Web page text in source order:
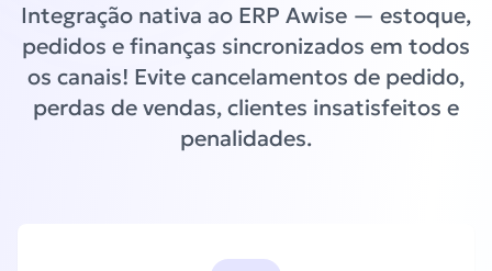
Integração nativa ao ERP Awise — estoque,
pedidos e finanças sincronizados em todos
os canais! Evite cancelamentos de pedido,
perdas de vendas, clientes insatisfeitos e
penalidades.